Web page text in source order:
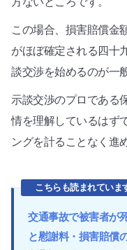
この場合、損害賠償金
がほぼ確定される四十
談交渉を始めるのが一
示談交渉のプロである
情を理解しているはず
ングを計ることなく進
こちらも読まれていま
交通事故で被害者が
と慰謝料・損害賠償